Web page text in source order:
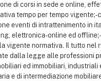
di corsi in sede e online,
tempo per tempo
eventi di intrattenimento in
elettronica- online ed
vigente normativa. Il tutto
dalla legge alle professioni
ed immobiliari,
e di intermediazione